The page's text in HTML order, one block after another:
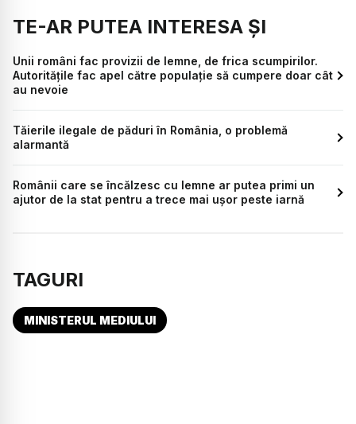
TE-AR PUTEA INTERESA ȘI
Unii români fac provizii de lemne, de frica scumpirilor.
Autoritățile fac apel către populație să cumpere doar cât
au nevoie
Tăierile ilegale de păduri în România, o problemă
alarmantă
Românii care se încălzesc cu lemne ar putea primi un
ajutor de la stat pentru a trece mai ușor peste iarnă
TAGURI
MINISTERUL MEDIULUI